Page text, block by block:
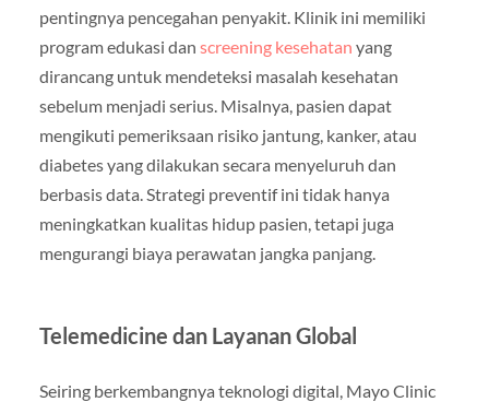
pentingnya pencegahan penyakit. Klinik ini memiliki
program edukasi dan screening kesehatan yang
dirancang untuk mendeteksi masalah kesehatan
sebelum menjadi serius. Misalnya, pasien dapat
mengikuti pemeriksaan risiko jantung, kanker, atau
diabetes yang dilakukan secara menyeluruh dan
berbasis data. Strategi preventif ini tidak hanya
meningkatkan kualitas hidup pasien, tetapi juga
mengurangi biaya perawatan jangka panjang.
Telemedicine dan Layanan Global
Seiring berkembangnya teknologi digital, Mayo Clinic